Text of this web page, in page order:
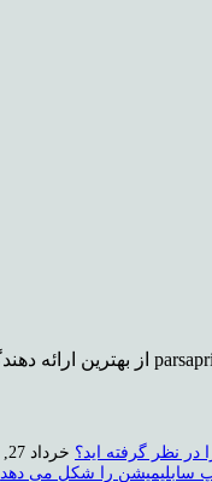
را در نظر گرفته اید؟ خرداد 27, 1402